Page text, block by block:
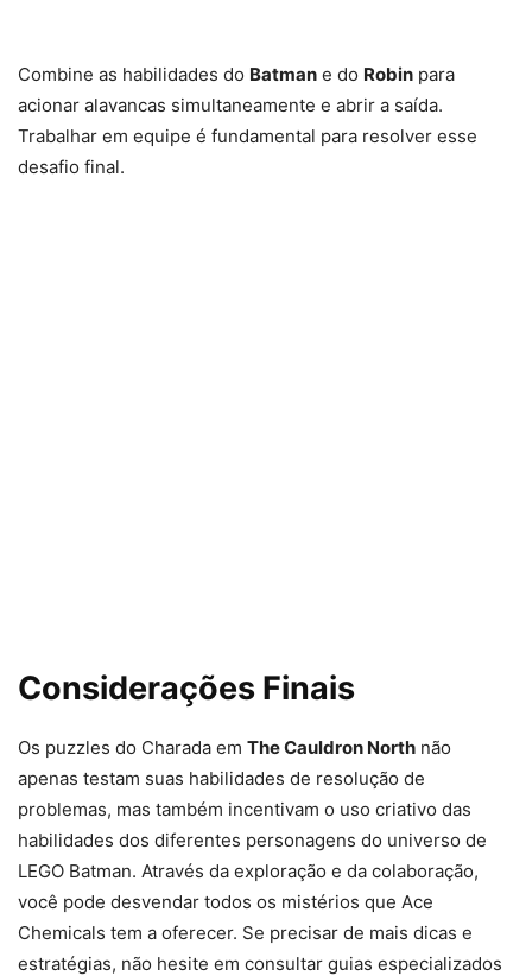
Combine as habilidades do Batman e do Robin para
acionar alavancas simultaneamente e abrir a saída.
Trabalhar em equipe é fundamental para resolver esse
desafio final.
Considerações Finais
Os puzzles do Charada em The Cauldron North não
apenas testam suas habilidades de resolução de
problemas, mas também incentivam o uso criativo das
habilidades dos diferentes personagens do universo de
LEGO Batman. Através da exploração e da colaboração,
você pode desvendar todos os mistérios que Ace
Chemicals tem a oferecer. Se precisar de mais dicas e
estratégias, não hesite em consultar guias especializados